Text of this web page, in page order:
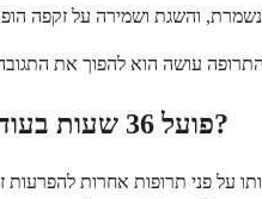
מדוע Tadalafil פועל 36 שעות בעוד ויאגרה פועלת 4 עד 6 שעות?